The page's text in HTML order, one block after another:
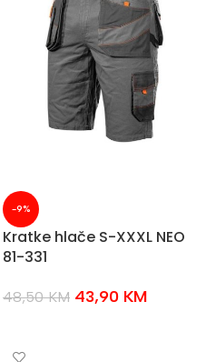
-9%
Kratke hlače S-XXXL NEO
81-331
48,50KM 43,90 KM